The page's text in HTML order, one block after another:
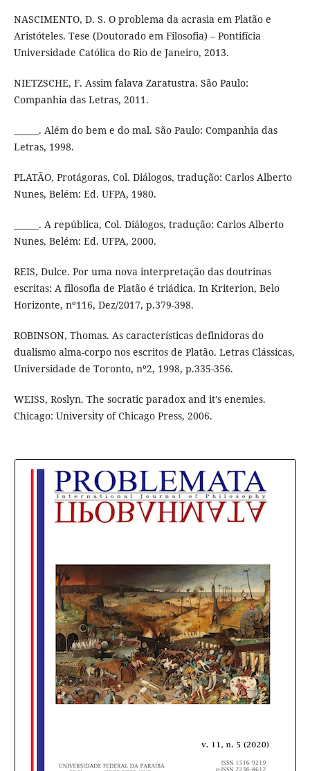
NASCIMENTO, D. S. O problema da acrasia em Platão e
Aristóteles. Tese (Doutorado em Filosofia) – Pontifícia
Universidade Católica do Rio de Janeiro, 2013.
NIETZSCHE, F. Assim falava Zaratustra. São Paulo:
Companhia das Letras, 2011.
______. Além do bem e do mal. São Paulo: Companhia das
Letras, 1998.
PLATÃO, Protágoras, Col. Diálogos, tradução: Carlos Alberto
Nunes, Belém: Ed. UFPA, 1980.
______. A república, Col. Diálogos, tradução: Carlos Alberto
Nunes, Belém: Ed. UFPA, 2000.
REIS, Dulce. Por uma nova interpretação das doutrinas
escritas: A filosofia de Platão é triádica. In Kriterion, Belo
Horizonte, nº116, Dez/2017, p.379-398.
ROBINSON, Thomas. As características definidoras do
dualismo alma-corpo nos escritos de Platão. Letras Clássicas,
Universidade de Toronto, nº2, 1998, p.335-356.
WEISS, Roslyn. The socratic paradox and it’s enemies.
Chicago: University of Chicago Press, 2006.